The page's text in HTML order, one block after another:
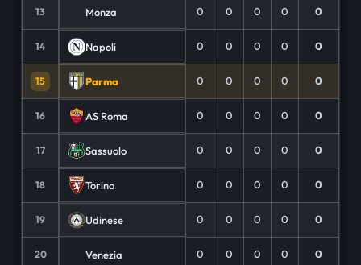
13 Monza 0 0 0 0 0
14 Napoli 0 0 0 0 0
15 Parma 0 0 0 0 0
16 AS Roma 0 0 0 0 0
17 Sassuolo 0 0 0 0 0
18 Torino 0 0 0 0 0
19 Udinese 0 0 0 0 0
20 Venezia 0 0 0 0 0